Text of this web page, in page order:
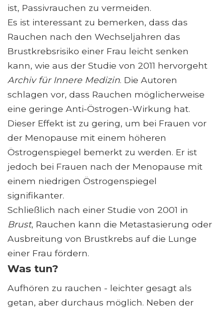
ist, Passivrauchen zu vermeiden.
Es ist interessant zu bemerken, dass das
Rauchen nach den Wechseljahren das
Brustkrebsrisiko einer Frau leicht senken
kann, wie aus der Studie von 2011 hervorgeht
Archiv für Innere Medizin. Die Autoren
schlagen vor, dass Rauchen möglicherweise
eine geringe Anti-Östrogen-Wirkung hat.
Dieser Effekt ist zu gering, um bei Frauen vor
der Menopause mit einem höheren
Östrogenspiegel bemerkt zu werden. Er ist
jedoch bei Frauen nach der Menopause mit
einem niedrigen Östrogenspiegel
signifikanter.
Schließlich nach einer Studie von 2001 in
Brust, Rauchen kann die Metastasierung oder
Ausbreitung von Brustkrebs auf die Lunge
einer Frau fördern.
Was tun?
Aufhören zu rauchen - leichter gesagt als
getan, aber durchaus möglich. Neben der